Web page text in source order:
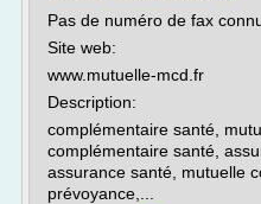
Pas de numéro de fax
Site web:
www.mutuelle-mcd.fr
Description:
complémentaire santé,
complémentaire santé,
assurance santé, mutuelle
prévoyance,...